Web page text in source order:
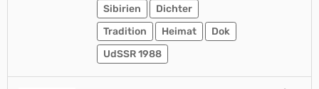
Sibirien
Dichter
Tradition
Heimat
Dok
UdSSR 1988